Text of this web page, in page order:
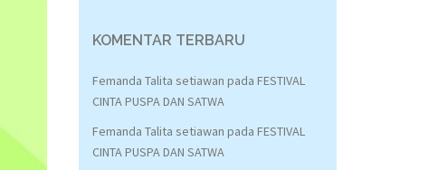
KOMENTAR TERBARU
Femanda Talita setiawan pada FESTIVAL
CINTA PUSPA DAN SATWA
Femanda Talita setiawan pada FESTIVAL
CINTA PUSPA DAN SATWA